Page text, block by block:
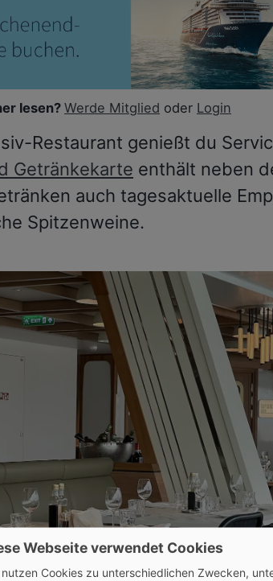
lesen? Werde Mitglied oder Login
Restaurant genießt du
Getränkekarte enthält neben
auch tagesaktuelle
Spitzenweine.
Webseite verwendet Cookies
nutzen Cookies zu unterschiedlichen Zwecken,